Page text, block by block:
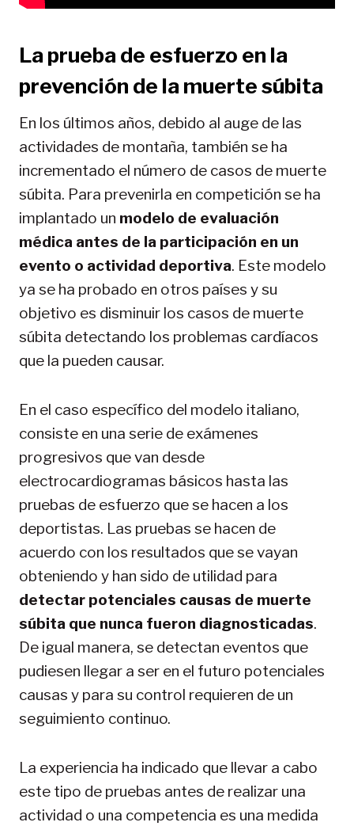
La prueba de esfuerzo en la
prevención de la muerte súbita
En los últimos años, debido al auge de las
actividades de montaña, también se ha
incrementado el número de casos de muerte
súbita. Para prevenirla en competición se ha
implantado un modelo de evaluación
médica antes de la participación en un
evento o actividad deportiva. Este modelo
ya se ha probado en otros países y su
objetivo es disminuir los casos de muerte
súbita detectando los problemas cardíacos
que la pueden causar.
En el caso específico del modelo italiano,
consiste en una serie de exámenes
progresivos que van desde
electrocardiogramas básicos hasta las
pruebas de esfuerzo que se hacen a los
deportistas. Las pruebas se hacen de
acuerdo con los resultados que se vayan
obteniendo y han sido de utilidad para
detectar potenciales causas de muerte
súbita que nunca fueron diagnosticadas.
De igual manera, se detectan eventos que
pudiesen llegar a ser en el futuro potenciales
causas y para su control requieren de un
seguimiento continuo.
La experiencia ha indicado que llevar a cabo
este tipo de pruebas antes de realizar una
actividad o una competencia es una medida